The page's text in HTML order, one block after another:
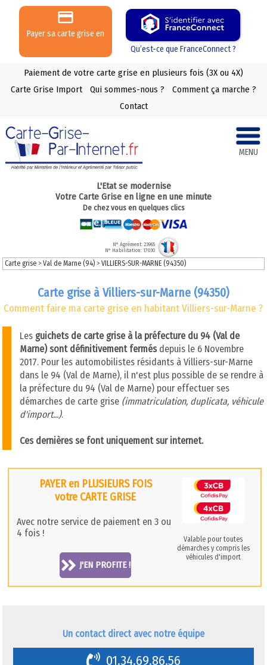
Payer sa carte grise en
Qu’est-ce que FranceConnect ?
Paiement de votre carte grise en plusieurs fois (3X ou 4X)
Carte Grise Import
Qui sommes-nous ?
Comment ça marche ?
Contact
MENU
L'Etat se modernise
Votre Carte Grise en ligne en une minute
De chez vous en quelques clics
N° Agrément: 23965
N° Habilitation: 17030
Carte grise >Val de Marne (94)>VILLIERS-SUR-MARNE (94350)
Carte grise à Villiers-sur-Marne (94350)
Comment faire ma carte grise en habitant Villiers-sur-Marne ?
Les guichets de carte grise à la préfecture du 94 (Val de
Marne) sont définitivement fermésdepuis le 6 Novembre
2017. Pour les automobilistes résidants à Villiers-sur-Marne
dans le 94 (Val de Marne), il n'est plus possible de se rendre à
la préfecture du 94 (Val de Marne) pour effectuer ses
démarches de carte grise (immatriculation, duplicata, véhicule
d'import...).
Ces dernières se font uniquement sur internet.
PAYER en PLUSIEURS FOIS
votre CARTE GRISE
Avec notre service de paiement en 3 ou
4 fois !
J'EN PROFITE !
Valable pour toutes
démarches y compris les
véhicules d'import
Un contact direct avec notre équipe
01.34.69.86.56